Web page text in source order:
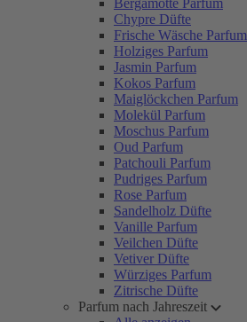
Bergamotte Parfum
Chypre Düfte
Frische Wäsche Parfum
Holziges Parfum
Jasmin Parfum
Kokos Parfum
Maiglöckchen Parfum
Molekül Parfum
Moschus Parfum
Oud Parfum
Patchouli Parfum
Pudriges Parfum
Rose Parfum
Sandelholz Düfte
Vanille Parfum
Veilchen Düfte
Vetiver Düfte
Würziges Parfum
Zitrische Düfte
Parfum nach Jahreszeit